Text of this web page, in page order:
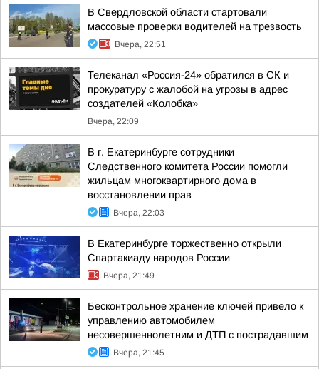
В Свердловской области стартовали
массовые проверки водителей на трезвость
Вчера, 22:51
Телеканал «Россия-24» обратился в СК и
прокуратуру с жалобой на угрозы в адрес
создателей «Колобка»
Вчера, 22:09
В г. Екатеринбурге сотрудники
Следственного комитета России помогли
жильцам многоквартирного дома в
восстановлении прав
Вчера, 22:03
В Екатеринбурге торжественно открыли
Спартакиаду народов России
Вчера, 21:49
Бесконтрольное хранение ключей привело к
управлению автомобилем
несовершеннолетним и ДТП с пострадавшим
Вчера, 21:45